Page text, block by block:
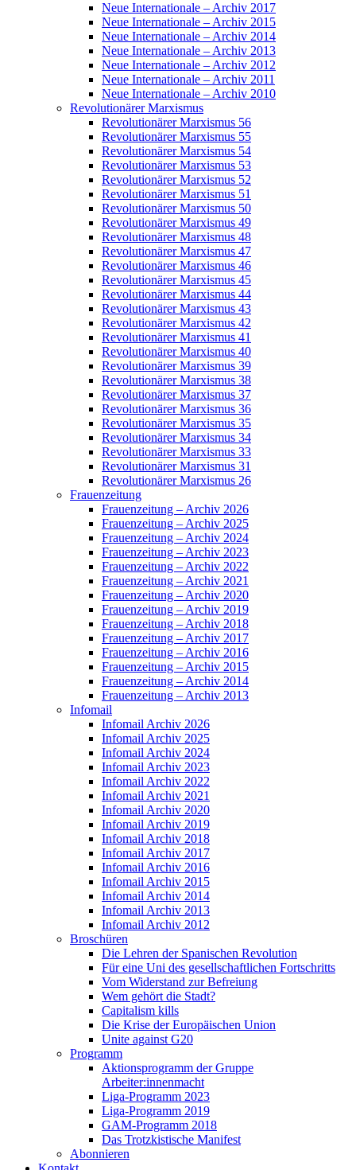
Neue Internationale – Archiv 2017
Neue Internationale – Archiv 2015
Neue Internationale – Archiv 2014
Neue Internationale – Archiv 2013
Neue Internationale – Archiv 2012
Neue Internationale – Archiv 2011
Neue Internationale – Archiv 2010
Revolutionärer Marxismus
Revolutionärer Marxismus 56
Revolutionärer Marxismus 55
Revolutionärer Marxismus 54
Revolutionärer Marxismus 53
Revolutionärer Marxismus 52
Revolutionärer Marxismus 51
Revolutionärer Marxismus 50
Revolutionärer Marxismus 49
Revolutionärer Marxismus 48
Revolutionärer Marxismus 47
Revolutionärer Marxismus 46
Revolutionärer Marxismus 45
Revolutionärer Marxismus 44
Revolutionärer Marxismus 43
Revolutionärer Marxismus 42
Revolutionärer Marxismus 41
Revolutionärer Marxismus 40
Revolutionärer Marxismus 39
Revolutionärer Marxismus 38
Revolutionärer Marxismus 37
Revolutionärer Marxismus 36
Revolutionärer Marxismus 35
Revolutionärer Marxismus 34
Revolutionärer Marxismus 33
Revolutionärer Marxismus 31
Revolutionärer Marxismus 26
Frauenzeitung
Frauenzeitung – Archiv 2026
Frauenzeitung – Archiv 2025
Frauenzeitung – Archiv 2024
Frauenzeitung – Archiv 2023
Frauenzeitung – Archiv 2022
Frauenzeitung – Archiv 2021
Frauenzeitung – Archiv 2020
Frauenzeitung – Archiv 2019
Frauenzeitung – Archiv 2018
Frauenzeitung – Archiv 2017
Frauenzeitung – Archiv 2016
Frauenzeitung – Archiv 2015
Frauenzeitung – Archiv 2014
Frauenzeitung – Archiv 2013
Infomail
Infomail Archiv 2026
Infomail Archiv 2025
Infomail Archiv 2024
Infomail Archiv 2023
Infomail Archiv 2022
Infomail Archiv 2021
Infomail Archiv 2020
Infomail Archiv 2019
Infomail Archiv 2018
Infomail Archiv 2017
Infomail Archiv 2016
Infomail Archiv 2015
Infomail Archiv 2014
Infomail Archiv 2013
Infomail Archiv 2012
Broschüren
Die Lehren der Spanischen Revolution
Für eine Uni des gesellschaftlichen Fortschritts
Vom Widerstand zur Befreiung
Wem gehört die Stadt?
Capitalism kills
Die Krise der Europäischen Union
Unite against G20
Programm
Aktionsprogramm der Gruppe
Arbeiter:innenmacht
Liga-Programm 2023
Liga-Programm 2019
GAM-Programm 2018
Das Trotzkistische Manifest
Abonnieren